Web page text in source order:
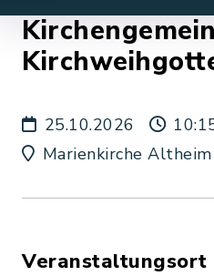
25.10.2026
Marienkirche Altheim
Veranstaltungsort